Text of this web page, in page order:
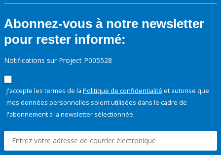
Abonnez-vous à notre newsletter
pour rester informé:
Notifications sur Project P005528
J'accepte les termes de la Politique de confidentialité et autorise que
mes données personnelles soient utilisées dans le cadre de
l'abonnement à la newsletter sélectionnée.